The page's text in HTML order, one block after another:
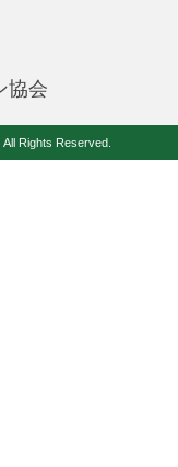
協会
Rights Reserved.